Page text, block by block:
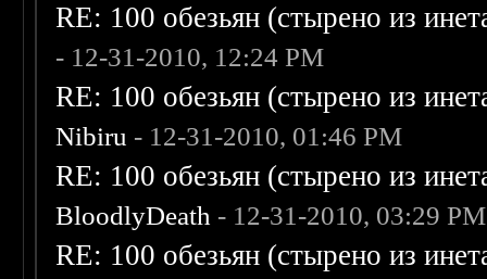
RE: 100 обезьян (стырено из
- 12-31-2010, 12:24 PM
RE: 100 обезьян (стырено из
Nibiru - 12-31-2010, 01:46 PM
RE: 100 обезьян (стырено из
BloodlyDeath - 12-31-2010, 03:29 PM
RE: 100 обезьян (стырено из